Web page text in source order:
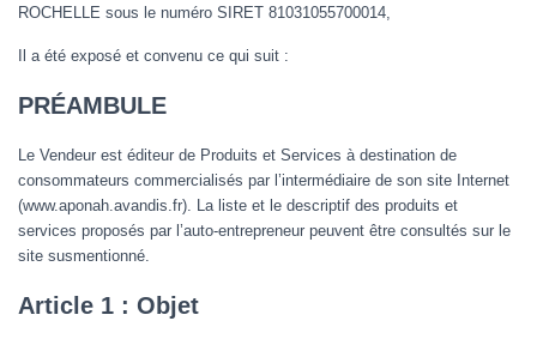
I
N
ROCHELLE sous le numéro SIRET 81031055700014,
Il a été exposé et convenu ce qui suit :
PRÉAMBULE
Le Vendeur est éditeur de Produits et Services à destination de
consommateurs commercialisés par l’intermédiaire de son site Internet
(www.aponah.avandis.fr). La liste et le descriptif des produits et
services proposés par l’auto-entrepreneur peuvent être consultés sur le
site susmentionné.
Article 1 : Objet